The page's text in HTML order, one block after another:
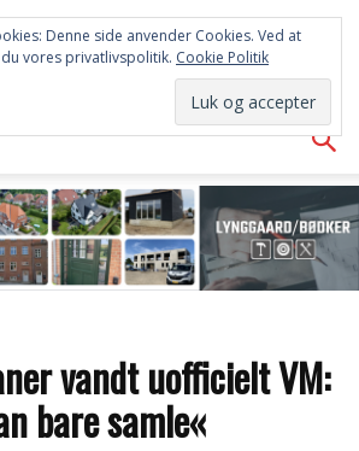
AVISEN
vandt uofficielt VM:
bare samle«
Denne side anvender Cookies. Ved at
vores privatlivspolitik. Cookie Politik